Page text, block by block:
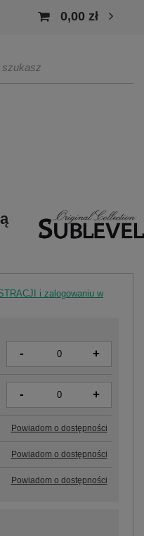
0,00 zł
i zalogowaniu w
- +
- +
Powiadom o dostępności
Powiadom o dostępności
Powiadom o dostępności